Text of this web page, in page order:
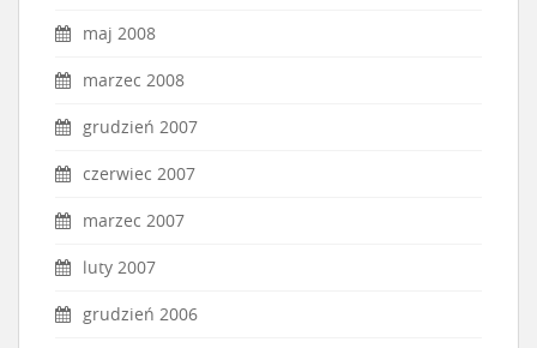
maj 2008
marzec 2008
grudzień 2007
czerwiec 2007
marzec 2007
luty 2007
grudzień 2006